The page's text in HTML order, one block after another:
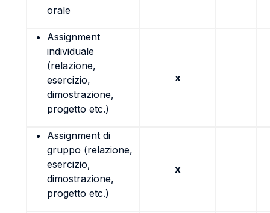
orale
Assignment
individuale
(relazione,
esercizio,
dimostrazione,
progetto etc.)
x
Assignment di
gruppo (relazione,
esercizio,
dimostrazione,
progetto etc.)
x